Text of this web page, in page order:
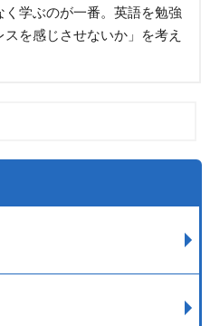
学ぶのが一番。英語を勉強
を感じさせないか」を考え